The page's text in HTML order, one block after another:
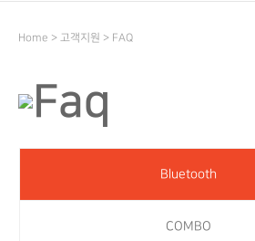
Home > 고객지원 > FAQ
Bluetooth
COMBO